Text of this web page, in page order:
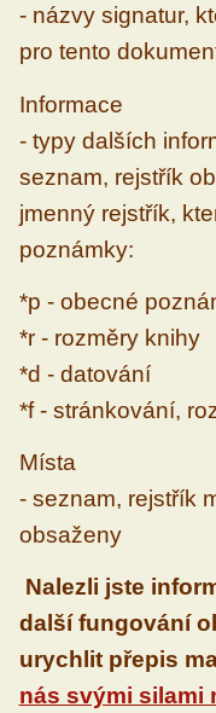
- názvy signatur,
pro tento
Informace
- typy dalších
seznam, rejstřík
jmenný rejstřík,
poznámky:
*p - obecné
*r - rozměry knihy
*d - datování
*f - stránkování,
Místa
- seznam, rejstřík
obsaženy
Nalezli jste
další fungování
urychlit přepis
nás svými silami